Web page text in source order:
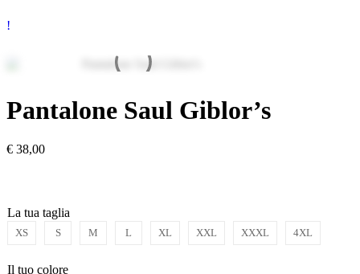
Pantalone Saul Giblor’s
€ 38,00
La tua taglia
XS S M L XL XXL XXXL 4XL
Il tuo colore